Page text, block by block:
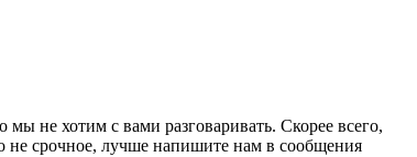
не хотим с вами разговаривать. Скорее всего,
не срочное, лучше напишите нам в сообщения